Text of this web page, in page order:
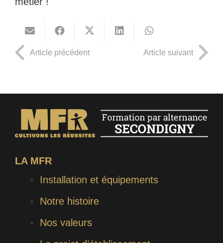
Article précédent Article suivant
LA MFR
Installation et équipements
Notre histoire
Nos valeurs